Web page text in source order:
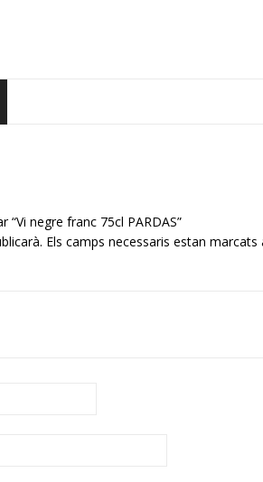
“Vi negre franc 75cl PARDAS”
Els camps necessaris estan marcats